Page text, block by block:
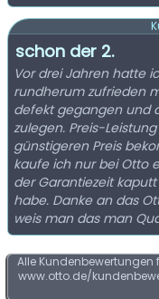
schon der 2.
Vor drei Jahren hatte
rundherum zufrieden
defekt gegangen und
zulegen. Preis-
günstigeren Preis
kaufe ich nur bei Otto
der Garantiezeit
habe. Danke an das
weis man das man
Alle Kundenbewertungen
www.otto.de/